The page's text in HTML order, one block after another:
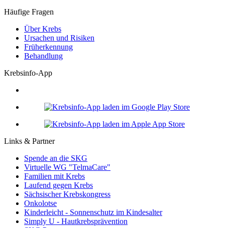
Häufige Fragen
Über Krebs
Ursachen und Risiken
Früherkennung
Behandlung
Krebsinfo-App
Links & Partner
Spende an die SKG
Virtuelle WG "TelmaCare"
Familien mit Krebs
Laufend gegen Krebs
Sächsischer Krebskongress
Onkolotse
Kinderleicht - Sonnenschutz im Kindesalter
Simply U - Hautkrebsprävention